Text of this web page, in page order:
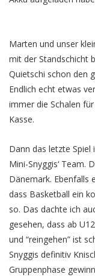
Marten und unser
mit der Standschicht
Quietschi schon den
Endlich echt etwas
immer die Schalen
Kasse.
Dann das letzte Spiel
Mini-Snyggis‘ Team.
Dänemark. Ebenfalls
dass Basketball ein
so. Das dachte ich
gesehen, dass ab
und “reingehen” ist
Snyggis definitiv
Gruppenphase